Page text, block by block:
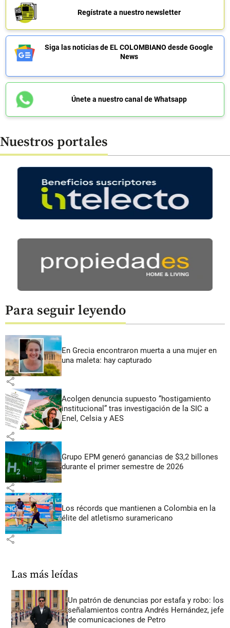
Regístrate a nuestro newsletter
Siga las noticias de EL COLOMBIANO desde Google
News
Únete a nuestro canal de Whatsapp
Nuestros portales
Para seguir leyendo
En Grecia encontraron muerta a una mujer en
una maleta: hay capturado
share
Acolgen denuncia supuesto “hostigamiento
institucional” tras investigación de la SIC a
Enel, Celsia y AES
share
Grupo EPM generó ganancias de $3,2 billones
durante el primer semestre de 2026
share
Los récords que mantienen a Colombia en la
élite del atletismo suramericano
share
Las más leídas
Un patrón de denuncias por estafa y robo: los
señalamientos contra Andrés Hernández, jefe
de comunicaciones de Petro